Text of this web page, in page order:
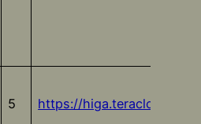
5 https://higa.teracloud.jp/